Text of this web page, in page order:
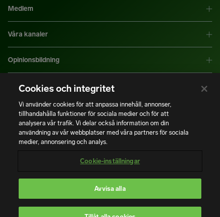
Medlem
Våra kanaler
Opinionsbildning
Mer information
Copyright © Installatörsföretagen. Alla rättigheter förbehålls.
Integritetspolicy | Användning av cookies | Bli medlem
En del av
Cookies och integritet
Vi använder cookies för att anpassa innehåll, annonser,
tillhandahålla funktioner för sociala medier och för att
analysera vår trafik. Vi delar också information om din
användning av vår webbplatser med våra partners för sociala
medier, annonsering och analys.
Cookie-inställningar
Avvisa alla